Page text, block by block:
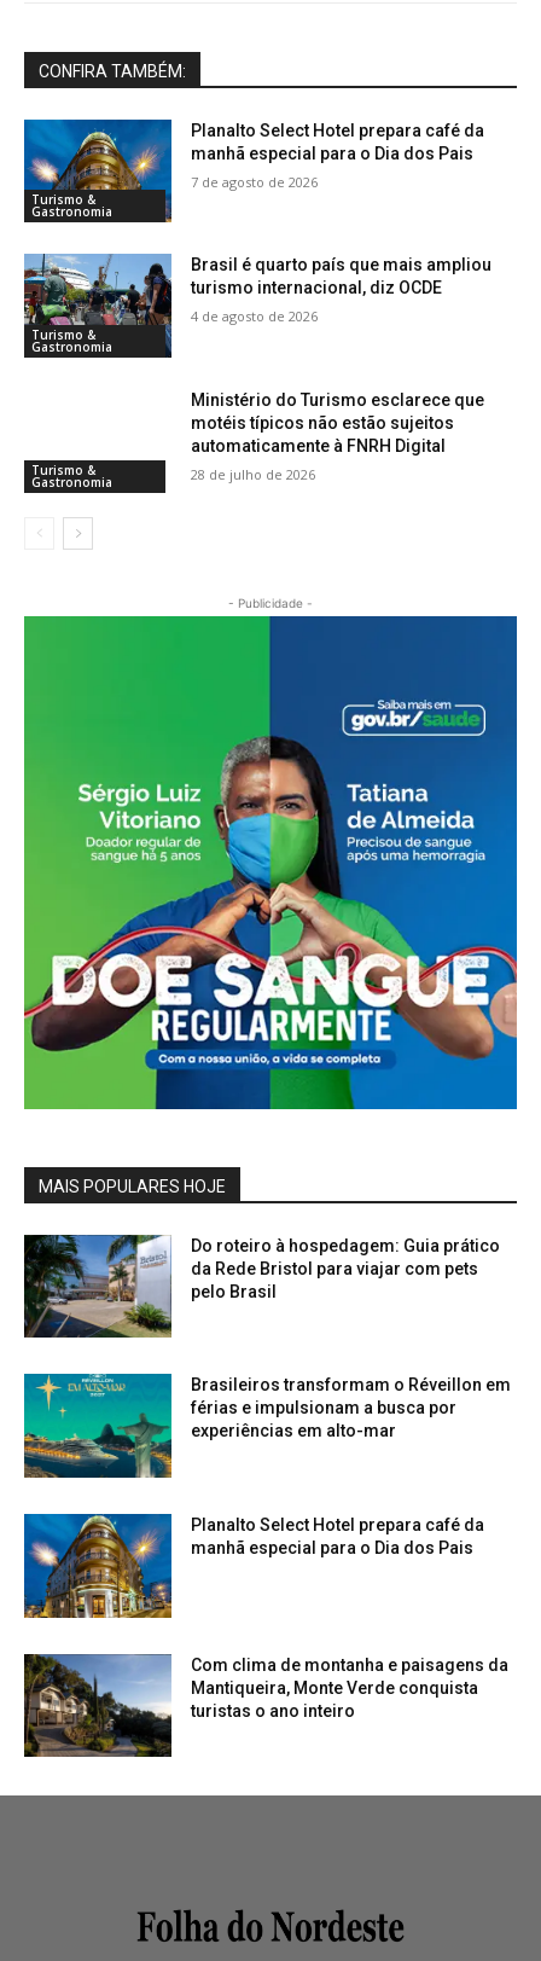
CONFIRA TAMBÉM:
Turismo &
Gastronomia
Planalto Select Hotel prepara café da
manhã especial para o Dia dos Pais
7 de agosto de 2026
Turismo &
Gastronomia
Brasil é quarto país que mais ampliou
turismo internacional, diz OCDE
4 de agosto de 2026
Turismo &
Gastronomia
Ministério do Turismo esclarece que
motéis típicos não estão sujeitos
automaticamente à FNRH Digital
28 de julho de 2026
- Publicidade -
MAIS POPULARES HOJE
Do roteiro à hospedagem: Guia prático
da Rede Bristol para viajar com pets
pelo Brasil
Brasileiros transformam o Réveillon em
férias e impulsionam a busca por
experiências em alto-mar
Planalto Select Hotel prepara café da
manhã especial para o Dia dos Pais
Com clima de montanha e paisagens da
Mantiqueira, Monte Verde conquista
turistas o ano inteiro